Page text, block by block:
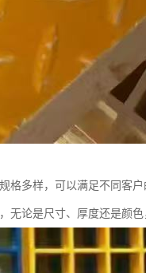
格多样，可以满足不同客
无论是尺寸、厚度还是颜